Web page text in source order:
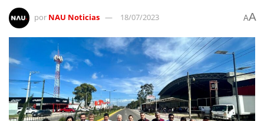
por NAU Noticias 18/07/2023 AA